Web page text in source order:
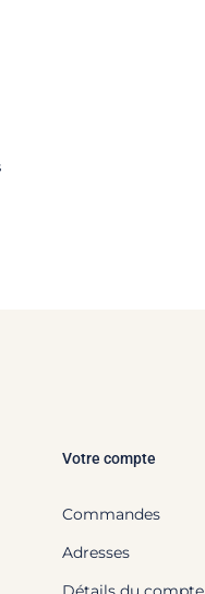
Votre compte
Commandes
Adresses